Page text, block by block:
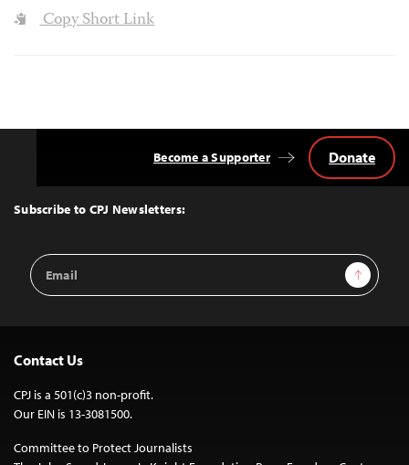
Copy Short Link
Top
Subscribe to CPJ Newsletters:
Email
Address
Sign Up
Become a Supporter Donate
Contact Us
CPJ is a 501(c)3 non-profit.
Our EIN is 13-3081500.
Committee to Protect Journalists